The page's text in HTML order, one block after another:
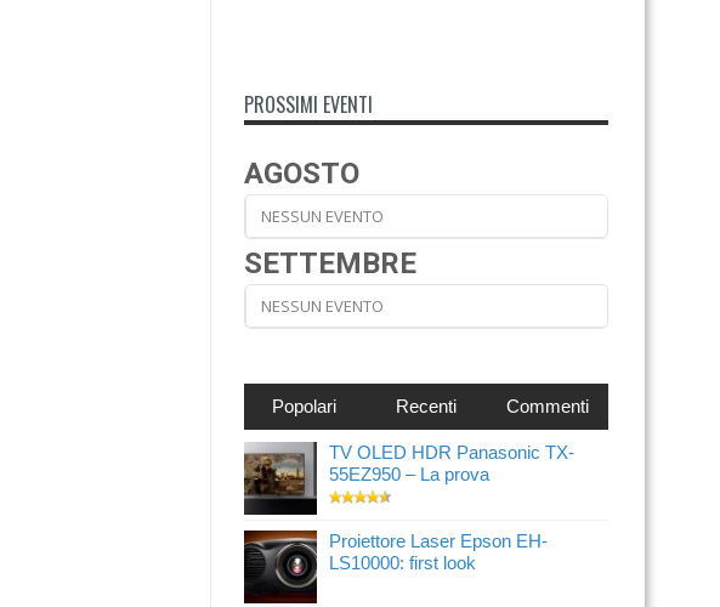
PROSSIMI EVENTI
AGOSTO
NESSUN EVENTO
SETTEMBRE
NESSUN EVENTO
Popolari Recenti Commenti
TV OLED HDR Panasonic TX-
55EZ950 – La prova
Proiettore Laser Epson EH-
LS10000: first look